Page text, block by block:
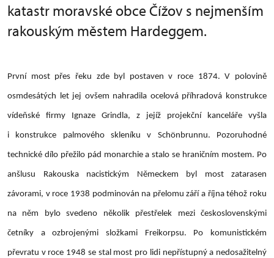
katastr moravské obce Čížov s nejmenším
rakouským městem Hardeggem.
První most přes řeku zde byl postaven v roce 1874. V polovině
osmdesátých let jej ovšem nahradila ocelová příhradová konstrukce
vídeňské firmy Ignaze Grindla, z jejíž projekční kanceláře vyšla
i konstrukce palmového skleníku v Schönbrunnu. Pozoruhodné
technické dílo přežilo pád monarchie a stalo se hraničním mostem. Po
anšlusu Rakouska nacistickým Německem byl most zatarasen
závorami, v roce 1938 podminován na přelomu září a října téhož roku
na něm bylo svedeno několik přestřelek mezi československými
četníky a ozbrojenými složkami Freikorpsu. Po komunistickém
převratu v roce 1948 se stal most pro lidi nepřístupný a nedosažitelný